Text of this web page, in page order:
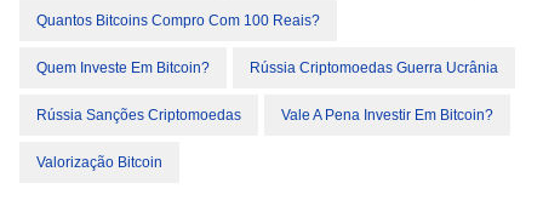
Quantos Bitcoins Compro Com 100 Reais?
Quem Investe Em Bitcoin? Rússia Criptomoedas Guerra Ucrânia
Rússia Sanções Criptomoedas Vale A Pena Investir Em Bitcoin?
Valorização Bitcoin